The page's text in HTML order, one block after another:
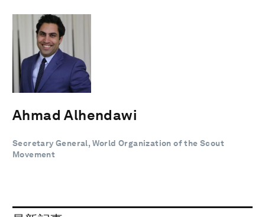
Ahmad Alhendawi
Secretary General, World Organization of the Scout
Movement